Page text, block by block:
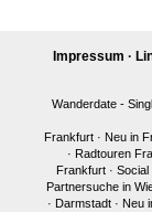
Impressum ·
Wanderdate -
Frankfurt · Neu in
· Radtouren
Frankfurt· Social
Partnersuche in
· Darmstadt· Neu